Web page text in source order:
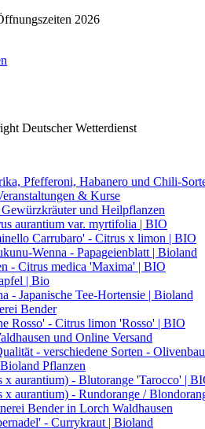
2026
Pfefferoni, Habanero und Chili-
& Kurse
und Heilpflanzen
aurantium var. myrtifolia | BIO
Carrubaro' - Citrus x limon | BIO
Wenna - Papageienblatt | Bioland
- Citrus medica 'Maxima' | BIO
| Bio
- Japanische Tee-Hortensie | Bioland
Bender
Rosso' - Citrus limon 'Rosso' | BIO
und Online Versand
- verschiedene Sorten -
Pflanzen
x aurantium) - Blutorange 'Tarocco' |
x aurantium) - Rundorange /
Bender in Lorch Waldhausen
- Currykraut | Bioland